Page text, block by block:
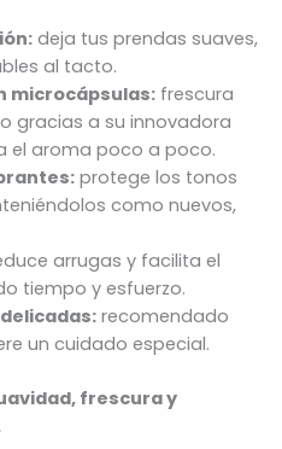
deja tus prendas suaves,
al tacto.
microcápsulas:frescura
gracias a su innovadora
el aroma poco a poco.
protege los tonos
como nuevos,
arrugas y facilita el
tiempo y esfuerzo.
recomendado
un cuidado especial.
frescura y